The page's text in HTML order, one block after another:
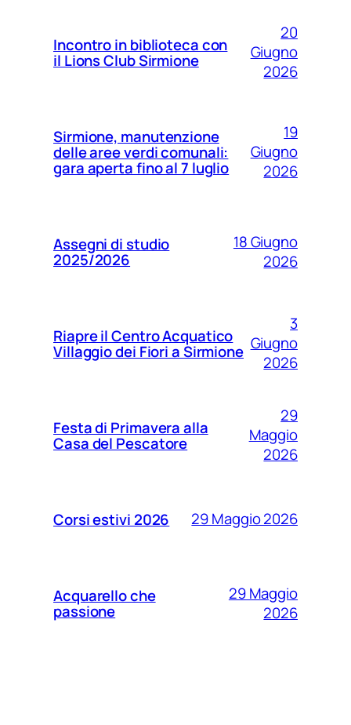
Incontro in biblioteca con
il Lions Club Sirmione
20
Giugno
2026
Sirmione, manutenzione
delle aree verdi comunali:
gara aperta fino al 7 luglio
19
Giugno
2026
Assegni di studio
2025/2026
18 Giugno
2026
Riapre il Centro Acquatico
Villaggio dei Fiori a Sirmione
3
Giugno
2026
Festa di Primavera alla
Casa del Pescatore
29
Maggio
2026
Corsi estivi 2026 29 Maggio 2026
Acquarello che
passione
29 Maggio
2026